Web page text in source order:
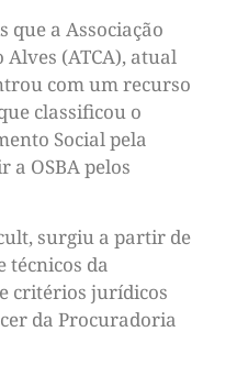
que a Associação
(ATCA), atual
com um recurso
classificou o
Social pela
a OSBA pelos
surgiu a partir de
técnicos da
critérios jurídicos
da Procuradoria